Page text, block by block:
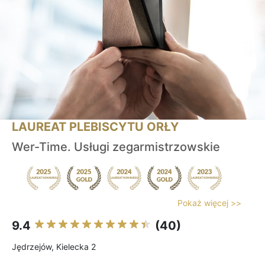
LAUREAT PLEBISCYTU ORŁY
Wer-Time. Usługi zegarmistrzowskie
Pokaż więcej >>
9.4 (40)
Jędrzejów, Kielecka 2